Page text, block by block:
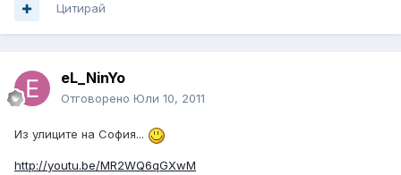
Цитирай
eL_NinYo
Отговорено Юли 10, 2011
Из улиците на София...
http://youtu.be/MR2WQ6qGXwM